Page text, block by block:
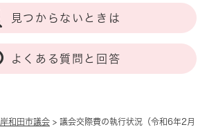
岸和田市議会 > 議会交際費の執行状況（令和6年2月
見つからないときは
よくある質問と回答